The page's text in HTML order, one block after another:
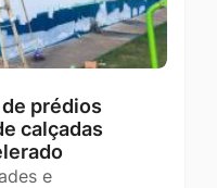
prédios
calçadas
e